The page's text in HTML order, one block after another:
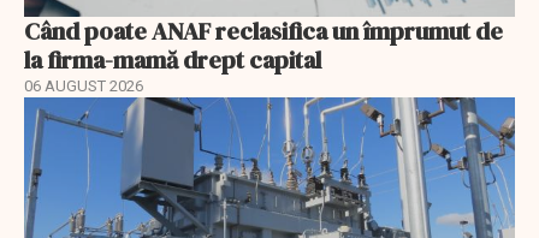
Când poate ANAF reclasifica un împrumut de
la firma-mamă drept capital
06 AUGUST 2026